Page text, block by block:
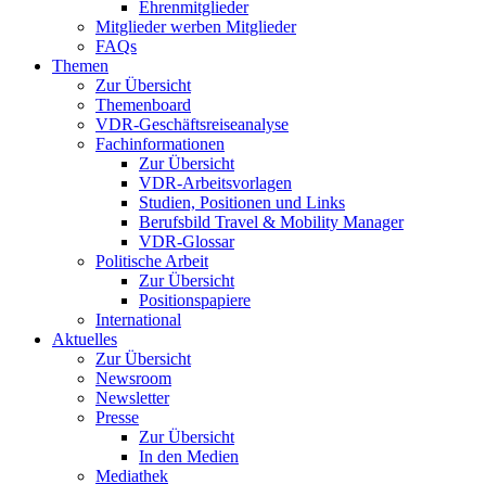
Ehrenmitglieder
Mitglieder werben Mitglieder
FAQs
Themen
Zur Übersicht
Themenboard
VDR-Geschäftsreiseanalyse
Fachinformationen
Zur Übersicht
VDR-Arbeitsvorlagen
Studien, Positionen und Links
Berufsbild Travel & Mobility Manager
VDR-Glossar
Politische Arbeit
Zur Übersicht
Positionspapiere
International
Aktuelles
Zur Übersicht
Newsroom
Newsletter
Presse
Zur Übersicht
In den Medien
Mediathek